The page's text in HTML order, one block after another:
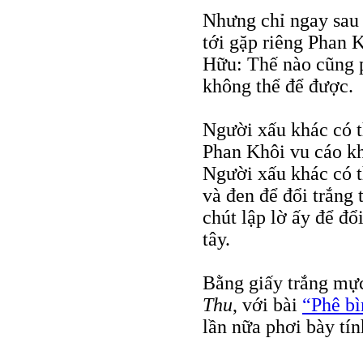
Nhưng chỉ ngay
tới gặp riêng Phan
Hữu: Thế nào cũng
không thể để được.
Người xấu khác có
Phan Khôi vu cáo
Người xấu khác có
và đen để đổi trắng
chút lập lờ ấy để
tây.
Bằng giấy trắng
Thu, với bài “Phê
lần nữa phơi bày